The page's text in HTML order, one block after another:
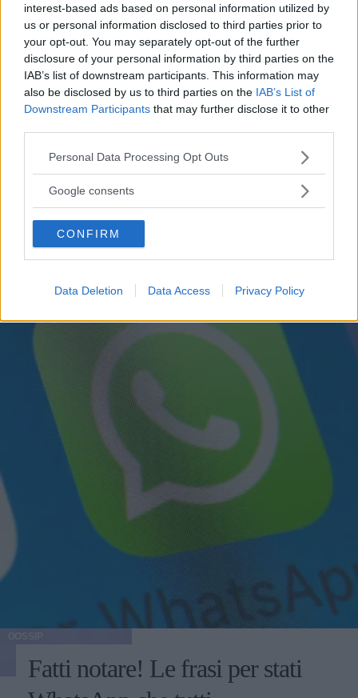
interest-based ads based on personal information utilized by
us or personal information disclosed to third parties prior to
your opt-out. You may separately opt-out of the further
disclosure of your personal information by third parties on the
IAB’s list of downstream participants. This information may
also be disclosed by us to third parties on the IAB’s List of
Downstream Participants that may further disclose it to other
Please note that this website/app uses one or more Google
not limited to your visit or usage behaviour. You may click to
use your data for below specified purposes in below Google
consent section.
Personal Data Processing Opt Outs
Google consents
CONFIRM
Data Deletion Data Access Privacy Policy
GOSSIP
Le 10 più belle frasi dei The
Oasis, che ora possiamo tornare
a sentire live
Mentre The Oasis si esibiscono in tutto il mondo, tornando
sui palchi con la loro musica, abbiamo scelto le 10 più
belle frasi delle loro canzoni: quali sono le vostre?
PERDITA DURANGO
Fatti notare! Le frasi per stati